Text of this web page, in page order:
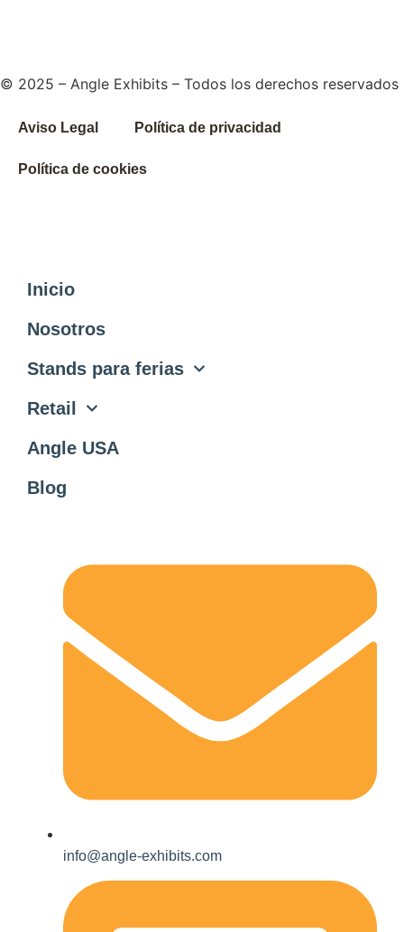
© 2025 – Angle Exhibits – Todos los derechos reservados
Aviso Legal Política de privacidad
Política de cookies
Inicio
Nosotros
Stands para ferias
Retail
Angle USA
Blog
info@angle-exhibits.com